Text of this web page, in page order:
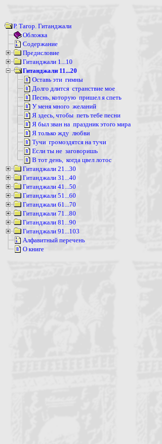
Р. Тагор. Гитанджали
Обложка
Содержание
Предисловие
Гитанджали 1...10
Гитанджали 11...20
Оставь эти гимны
Долго длится странствие мое
Песнь, которую пришел я спеть
У меня много желаний
Я здесь, чтобы петь тебе песни
Я был зван на праздник этого мира
Я только жду любви
Тучи громоздятся на тучи
Если ты не заговоришь
В тот день, когда цвел лотос
Гитанджали 21...30
Гитанджали 31...40
Гитанджали 41...50
Гитанджали 51...60
Гитанджали 61...70
Гитанджали 71...80
Гитанджали 81...90
Гитанджали 91...103
Алфавитный перечень
О книге